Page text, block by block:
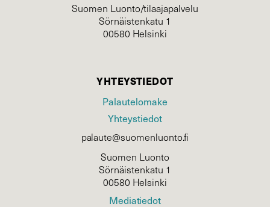
Suomen Luonto/tilaajapalvelu
Sörnäistenkatu 1
00580 Helsinki
YHTEYSTIEDOT
Palautelomake
Yhteystiedot
palaute@suomenluonto.fi
Suomen Luonto
Sörnäistenkatu 1
00580 Helsinki
Mediatiedot